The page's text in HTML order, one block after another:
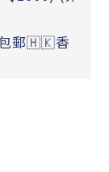
包郵🇭🇰香